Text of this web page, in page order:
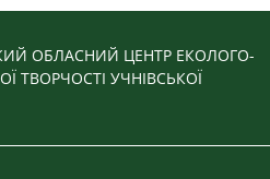
ОБЛАСНИЙ ЦЕНТР ЕКОЛОГО-
ТВОРЧОСТІ УЧНІВСЬКОЇ